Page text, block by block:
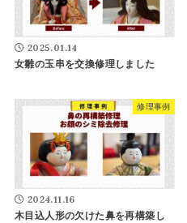
2025.01.14
女雛の玉串を交換修理しました
修理事例
2024.11.16
木目込人形の欠けた鼻を再構築し